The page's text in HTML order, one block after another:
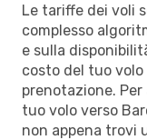
Le tariffe dei voli
complesso
e sulla
costo del tuo
prenotazione.
tuo volo verso
non appena trovi